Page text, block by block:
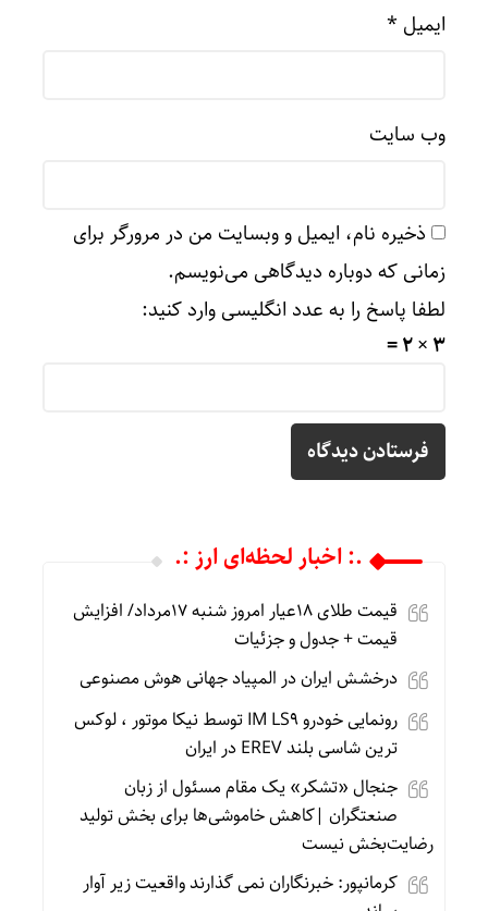
ایمیل *
وب‌ سایت
ذخیره نام، ایمیل و وبسایت من در مرورگر برای
زمانی که دوباره دیدگاهی می‌نویسم.
لطفا پاسخ را به عدد انگلیسی وارد کنید:
3 × 2 =
.: اخبار لحظه‌ای ارز :.
قیمت طلای 18عیار امروز شنبه 17مرداد/ افزایش
قیمت + جدول و جزئیات
درخشش ایران در المپیاد جهانی هوش مصنوعی
رونمایی خودرو IM LS9 توسط نیکا موتور ، لوکس
ترین شاسی بلند EREV در ایران
جنجال «تشکر» یک مقام مسئول از زبان
صنعتگران |کاهش خاموشی‌ها برای بخش تولید
رضایت‌بخش نیست
کرمانپور: خبرنگاران نمی گذارند واقعیت زیر آوار